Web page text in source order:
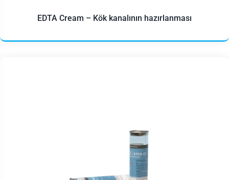
EDTA Cream – Kök kanalının hazırlanması